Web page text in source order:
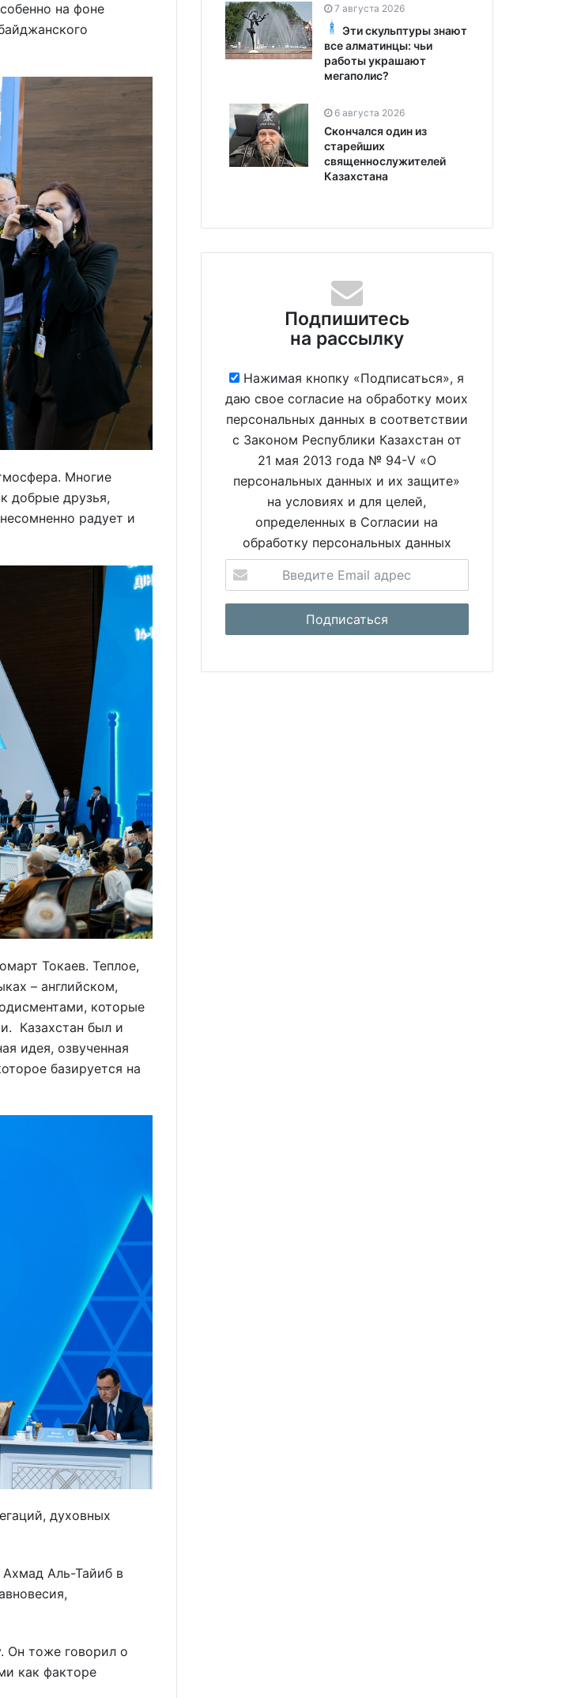
на фоне
Многие
добрые друзья,
радует и
Токаев. Теплое,
– английском,
которые
Казахстан был и
идея, озвученная
базируется на
духовных
Ахмад Аль-Тайиб в
Он тоже говорил о
как факторе
7 августа 2026
Эти скульптуры знают
все алматинцы: чьи
работы украшают
мегаполис?
6 августа 2026
Скончался один из
старейших
священнослужителей
Казахстана
Подпишитесь
на рассылку
Нажимая кнопку «Подписаться», я
даю свое согласие на обработку моих
персональных данных в соответствии
с Законом Республики Казахстан от
21 мая 2013 года № 94-V «О
персональных данных и их защите»
на условиях и для целей,
определенных в Согласии на
обработку персональных данных